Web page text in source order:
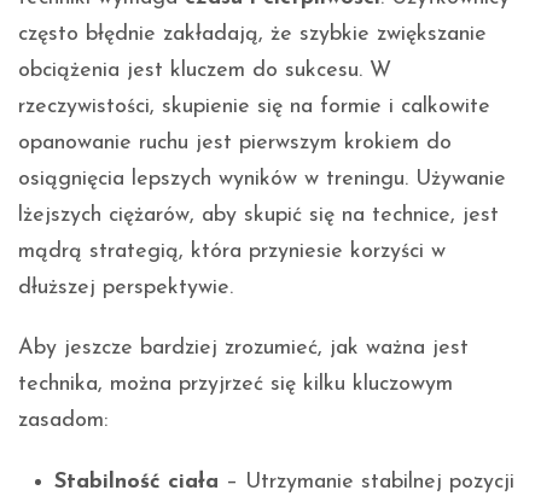
często błędnie zakładają, że szybkie zwiększanie
obciążenia jest kluczem do sukcesu. W
rzeczywistości, skupienie się na formie i calkowite
opanowanie ruchu jest pierwszym krokiem do
osiągnięcia lepszych wyników w treningu. Używanie
lżejszych ciężarów, aby skupić się na technice, jest
mądrą strategią, która przyniesie korzyści w
dłuższej perspektywie.
Aby jeszcze bardziej zrozumieć, jak ważna jest
technika, można przyjrzeć się kilku kluczowym
zasadom:
Stabilność ciała – Utrzymanie stabilnej pozycji